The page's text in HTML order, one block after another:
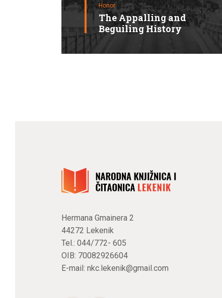
Honor
The Appalling and
Beguiling History
Hermana Gmainera 2
44272 Lekenik
Tel.: 044/772- 605
OIB: 70082926604
E-mail: nkc.lekenik@gmail.com